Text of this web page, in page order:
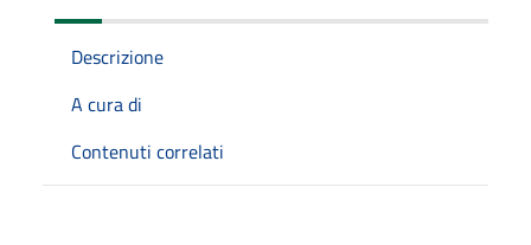
Descrizione
A cura di
Contenuti correlati